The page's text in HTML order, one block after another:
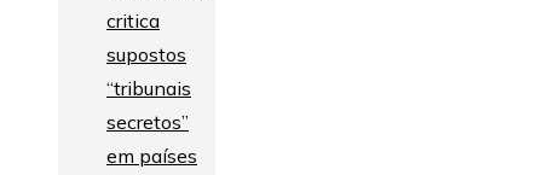
critica
supostos
“tribunais
secretos”
em países